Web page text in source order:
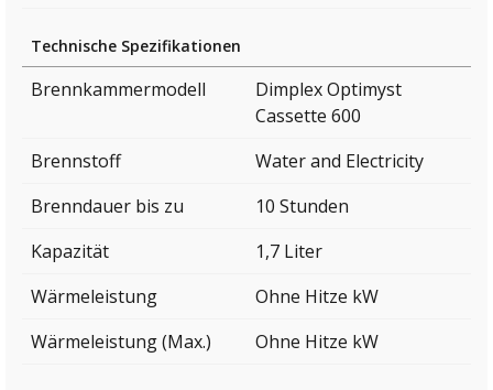
Technische Spezifikationen
Brennkammermodell
Dimplex Optimyst
Cassette 600
Brennstoff
Water and Electricity
Brenndauer bis zu
10 Stunden
Kapazität
1,7 Liter
Wärmeleistung
Ohne Hitze kW
Wärmeleistung (Max.)
Ohne Hitze kW